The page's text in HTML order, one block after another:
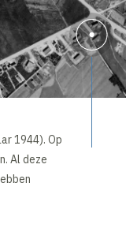
1944). Op
Al deze